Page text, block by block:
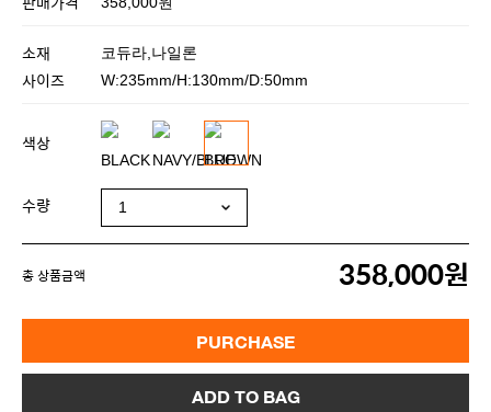
소재 코듀라,나일론
사이즈 W:235mm/H:130mm/D:50mm
색상
수량
총 상품금액 358,000원
PURCHASE
ADD TO BAG